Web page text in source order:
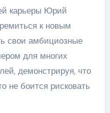
карьеры Юрий
к новым
свои амбициозные
для многих
демонстрируя, что
не боится рисковать